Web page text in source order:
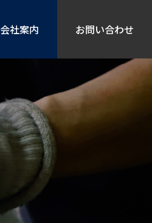
会社案内 お問い合わせ